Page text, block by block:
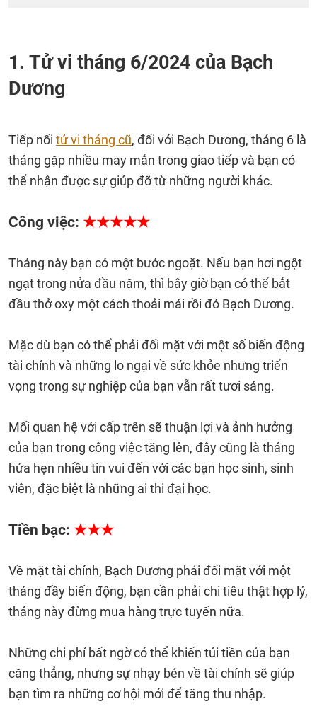
1. Tử vi tháng 6/2024 của Bạch
Dương
Tiếp nối tử vi tháng cũ, đối với Bạch Dương, tháng 6 là
tháng gặp nhiều may mắn trong giao tiếp và bạn có
thể nhận được sự giúp đỡ từ những người khác.
Công việc: ★★★★★
Tháng này bạn có một bước ngoặt. Nếu bạn hơi ngột
ngạt trong nửa đầu năm, thì bây giờ bạn có thể bắt
đầu thở oxy một cách thoải mái rồi đó Bạch Dương.
Mặc dù bạn có thể phải đối mặt với một số biến động
tài chính và những lo ngại về sức khỏe nhưng triển
vọng trong sự nghiệp của bạn vẫn rất tươi sáng.
Mối quan hệ với cấp trên sẽ thuận lợi và ảnh hưởng
của bạn trong công việc tăng lên, đây cũng là tháng
hứa hẹn nhiều tin vui đến với các bạn học sinh, sinh
viên, đặc biệt là những ai thi đại học.
Tiền bạc: ★★★
Về mặt tài chính, Bạch Dương phải đối mặt với một
tháng đầy biến động, bạn cần phải chi tiêu thật hợp lý,
tháng này đừng mua hàng trực tuyến nữa.
Những chi phí bất ngờ có thể khiến túi tiền của bạn
căng thẳng, nhưng sự nhạy bén về tài chính sẽ giúp
bạn tìm ra những cơ hội mới để tăng thu nhập.